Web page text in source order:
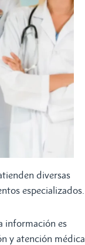
diversas
especializados.
información es
y atención médica